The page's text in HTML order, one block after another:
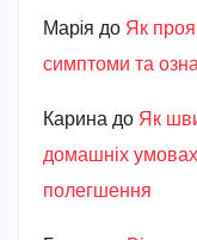
Марiя до Як
симптоми та
Карина до Як
домашніх
полегшення